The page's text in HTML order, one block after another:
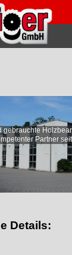
gebrauchte
Partner
Wir beraten mit
Details: